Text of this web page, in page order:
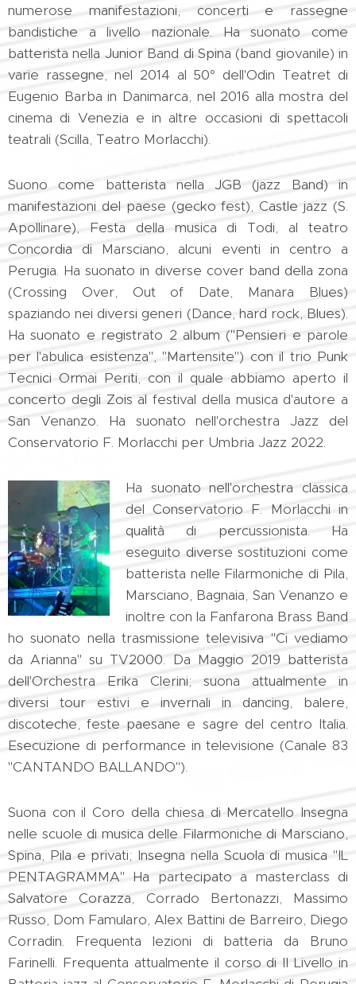
numerose manifestazioni, concerti e rassegne
bandistiche a livello nazionale. Ha suonato come
batterista nella Junior Band di Spina (band giovanile) in
varie rassegne, nel 2014 al 50° dell'Odin Teatret di
Eugenio Barba in Danimarca, nel 2016 alla mostra del
cinema di Venezia e in altre occasioni di spettacoli
teatrali (Scilla, Teatro Morlacchi).
Suono come batterista nella JGB (jazz Band) in
manifestazioni del paese (gecko fest), Castle jazz (S.
Apollinare), Festa della musica di Todi, al teatro
Concordia di Marsciano, alcuni eventi in centro a
Perugia. Ha suonato in diverse cover band della zona
(Crossing Over, Out of Date, Manara Blues)
spaziando nei diversi generi (Dance, hard rock, Blues).
Ha suonato e registrato 2 album ("Pensieri e parole
per l'abulica esistenza", "Martensite") con il trio Punk
Tecnici Ormai Periti, con il quale abbiamo aperto il
concerto degli Zois al festival della musica d'autore a
San Venanzo. Ha suonato nell'orchestra Jazz del
Conservatorio F. Morlacchi per Umbria Jazz 2022.
Ha suonato nell'orchestra classica
del Conservatorio F. Morlacchi in
qualità di percussionista. Ha
eseguito diverse sostituzioni come
batterista nelle Filarmoniche di Pila,
Marsciano, Bagnaia, San Venanzo e
inoltre con la Fanfarona Brass Band
ho suonato nella trasmissione televisiva "Ci vediamo
da Arianna" su TV2000. Da Maggio 2019 batterista
dell'Orchestra Erika Clerini; suona attualmente in
diversi tour estivi e invernali in dancing, balere,
discoteche, feste paesane e sagre del centro Italia.
Esecuzione di performance in televisione (Canale 83
"CANTANDO BALLANDO").
Suona con il Coro della chiesa di Mercatello Insegna
nelle scuole di musica delle Filarmoniche di Marsciano,
Spina, Pila e privati; Insegna nella Scuola di musica "IL
PENTAGRAMMA" Ha partecipato a masterclass di
Salvatore Corazza, Corrado Bertonazzi, Massimo
Russo, Dom Famularo, Alex Battini de Barreiro, Diego
Corradin. Frequenta lezioni di batteria da Bruno
Farinelli. Frequenta attualmente il corso di II Livello in